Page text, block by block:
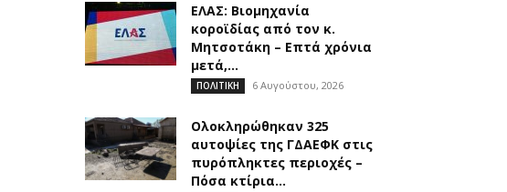
ΕΛΑΣ: Βιομηχανία
κοροϊδίας από τον κ.
Μητσοτάκη – Επτά χρόνια
μετά,...
ΠΟΛΙΤΙΚΗ 6 Αυγούστου, 2026
Ολοκληρώθηκαν 325
αυτοψίες της ΓΔΑΕΦΚ στις
πυρόπληκτες περιοχές –
Πόσα κτίρια...